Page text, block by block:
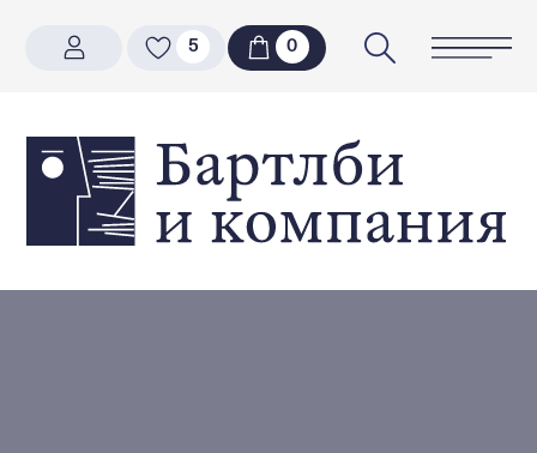
00